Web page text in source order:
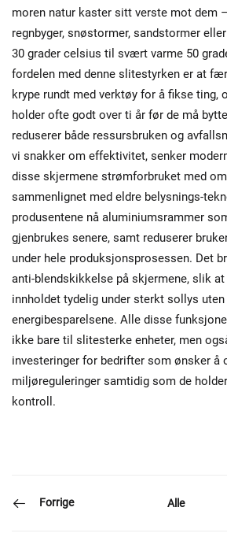
moren natur kaster sitt verste mot dem
regnbyger, snøstormer, sandstormer
30 grader celsius til svært varme 50
fordelen med denne slitestyrken er at
krype rundt med verktøy for å fikse ting,
holder ofte godt over ti år før de må
reduserer både ressursbruken og
vi snakker om effektivitet, senker
disse skjermene strømforbruket med
sammenlignet med eldre belysnings-
produsentene nå aluminiumsrammer
gjenbrukes senere, samt reduserer
under hele produksjonsprosessen. Det
anti-blendskikkelse på skjermene, slik
innholdet tydelig under sterkt sollys
energibesparelsene. Alle disse
ikke bare til slitesterke enheter, men
investeringer for bedrifter som ønsker å
miljøreguleringer samtidig som de
kontroll.
Forrige Alle